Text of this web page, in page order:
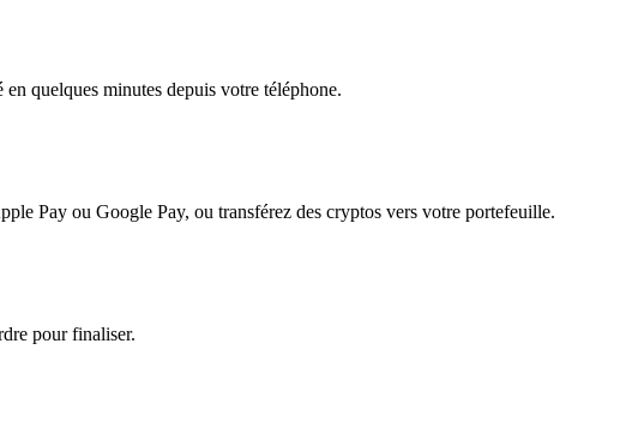
quelques minutes depuis votre téléphone.
Pay ou Google Pay, ou transférez des cryptos vers votre portefeuille.
pour finaliser.